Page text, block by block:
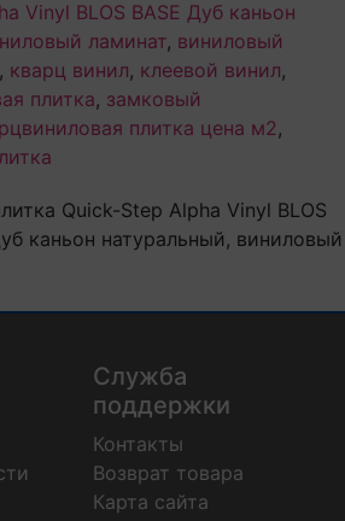
Vinyl BLOS BASE Дуб каньон
ламинат, виниловый
, кварц винил, клеевой винил,
плитка, замковый
плитка цена м2,
Quick-Step Alpha Vinyl BLOS
каньон натуральный, виниловый
Служба
поддержки
Контакты
Возврат товара
Карта сайта